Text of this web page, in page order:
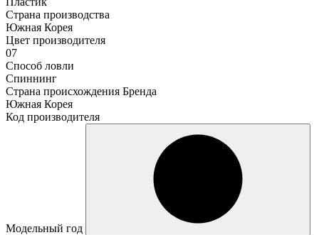
Страна производства
Южная Корея
Цвет производителя
07
Способ ловли
Спиннинг
Страна происхождения Бренда
Южная Корея
Код производителя
Модельный год